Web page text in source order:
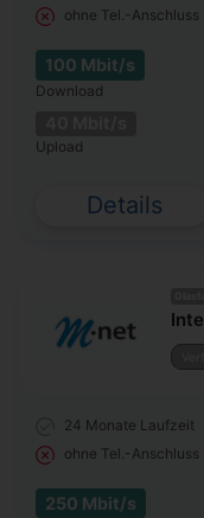
ohne Tel.-Anschluss
100 Mbit/s
Download
Upload
Details
24 Monate Laufzeit
ohne Tel.-Anschluss
250 Mbit/s